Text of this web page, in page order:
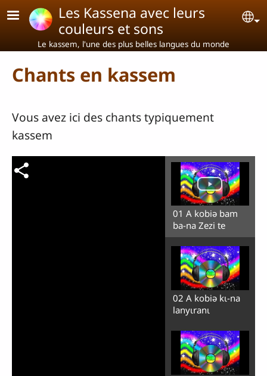
Aller au contenu principal
Les Kassena avec leurs
couleurs et sons
Le kassem, l'une des plus belles langues du monde
Chants en kassem
Vous avez ici des chants typiquement
kassem
01 A kobiə bam
ba-na Zezi te
02 A kobiə kɩ-na
lanyɩranɩ